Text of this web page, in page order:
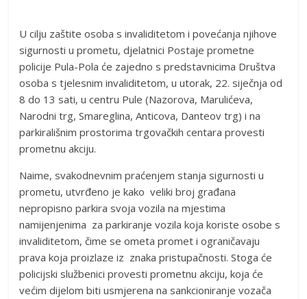
U cilju zaštite osoba s invaliditetom i povećanja njihove
sigurnosti u prometu, djelatnici Postaje prometne
policije Pula-Pola će zajedno s predstavnicima Društva
osoba s tjelesnim invaliditetom, u utorak, 22. siječnja od
8 do 13 sati, u centru Pule (Nazorova, Marulićeva,
Narodni trg, Smareglina, Anticova, Danteov trg) i na
parkirališnim prostorima trgovačkih centara provesti
prometnu akciju.
Naime, svakodnevnim praćenjem stanja sigurnosti u
prometu, utvrđeno je kako veliki broj građana
nepropisno parkira svoja vozila na mjestima
namijenjenima za parkiranje vozila koja koriste osobe s
invaliditetom, čime se ometa promet i ograničavaju
prava koja proizlaze iz znaka pristupačnosti. Stoga će
policijski službenici provesti prometnu akciju, koja će
većim dijelom biti usmjerena na sankcioniranje vozača